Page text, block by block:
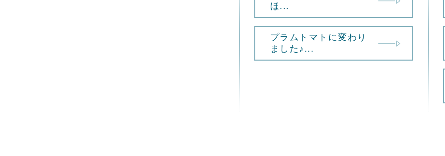
ほ...
プラムトマトに変わり
ました♪...